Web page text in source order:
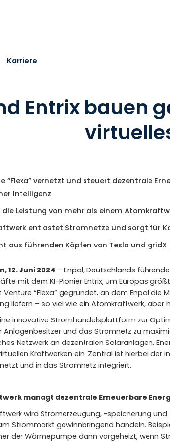
Karriere
Entrix bauen
“Flexa” vernetzt und steuert dezentrale
Intelligenz
die Leistung von mehr als einem
entlastet Stromnetze und sorgt für
aus führenden Köpfen von Tesla und gridX
12. Juni 2024 – Enpal, Deutschlands
mit dem KI-Pionier Entrix, um Europas
“Flexa” gegründet, an dem Enpal die
liefern – so viel wie ein Atomkraftwerk, aber
innovative Stromhandelsplattform zur
Anlagenbesitzer und das Stromnetz zu
Netzwerk an dezentralen Solaranlagen,
Kraftwerken ein. Zentral ist hierbei der
und in das Stromnetz integriert.
managt dezentrale Erneuerbare
wird Stromerzeugung, -speicherung
Strommarkt gewinnbringend handeln.
der Wärmepumpe dann vorgeheizt, wenn